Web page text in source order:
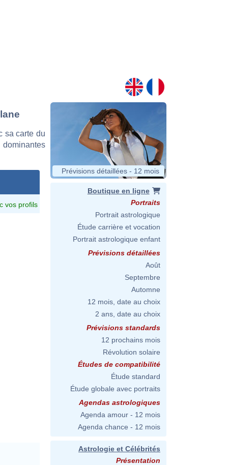
sa carte du
vos profils
Prévisions détaillées - 12 mois
Boutique en ligne
Portraits
Portrait astrologique
Étude carrière et vocation
Portrait astrologique enfant
Prévisions détaillées
Août
Septembre
Automne
12 mois, date au choix
2 ans, date au choix
Prévisions standards
12 prochains mois
Révolution solaire
Études de compatibilité
Étude standard
Étude globale avec portraits
Agendas astrologiques
Agenda amour - 12 mois
Agenda chance - 12 mois
Astrologie et Célébrités
Présentation